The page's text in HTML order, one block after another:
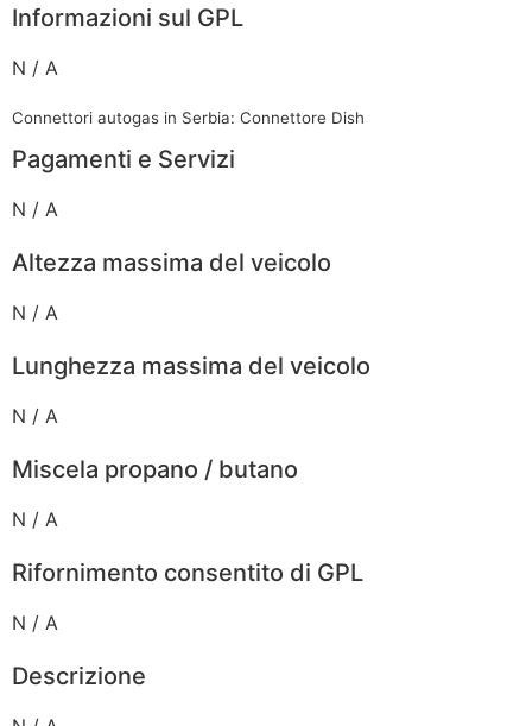
Informazioni sul GPL
N / A
Connettori autogas in Serbia: Connettore Dish
Pagamenti e Servizi
N / A
Altezza massima del veicolo
N / A
Lunghezza massima del veicolo
N / A
Miscela propano / butano
N / A
Rifornimento consentito di GPL
N / A
Descrizione